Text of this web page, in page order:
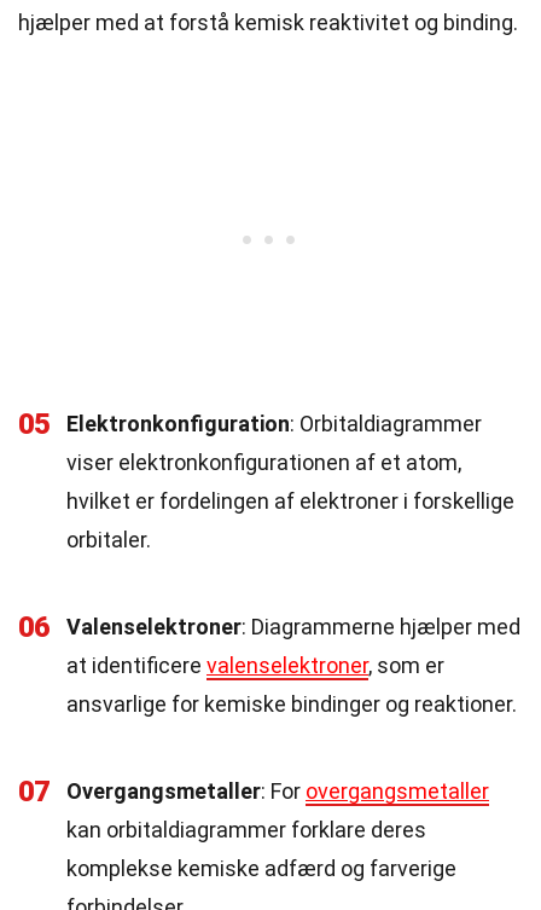
hjælper med at forstå kemisk reaktivitet og binding.
05 Elektronkonfiguration: Orbitaldiagrammer
viser elektronkonfigurationen af et atom,
hvilket er fordelingen af elektroner i forskellige
orbitaler.
06 Valenselektroner: Diagrammerne hjælper med
at identificere valenselektroner, som er
ansvarlige for kemiske bindinger og reaktioner.
07 Overgangsmetaller: For overgangsmetaller
kan orbitaldiagrammer forklare deres
komplekse kemiske adfærd og farverige